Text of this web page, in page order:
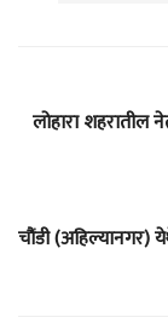
लोहारा शहरातील
चौंडी (अहिल्यानगर)